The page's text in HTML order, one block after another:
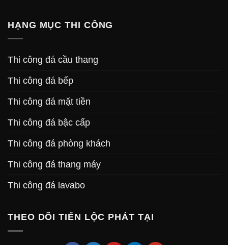
HẠNG MỤC THI CÔNG
Thi công đá cầu thang
Thi công đá bếp
Thi công đá mặt tiền
Thi công đá bậc cấp
Thi công đá phòng khách
Thi công đá thang máy
Thi công đá lavabo
THEO DÕI TIẾN LỘC PHÁT TẠI